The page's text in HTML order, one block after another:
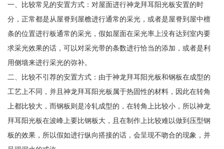
一、比较常见的安置方式：对屋面进行神龙拜耳阳光板安置的时
分，正常都是从屋脊到屋檐进行通常的采光，或者是屋脊到屋中檀
条的位置进行板通常的采光，假如屋面在采光率上没有达到室内要
求采光效果的话，可以对采光带的条数进行恰当的添加，或者是利
用侧墙来进行采光的弥补。
二、比较不引荐的安置方式：由于神龙拜耳阳光板和钢板在成型的
工艺上不同，并且神龙拜耳阳光板属于热固性的材料，因此在转角
上都比较大，而钢板则是冷轧成型的，在转角上比较小，所以神龙
拜耳阳光板在波峰上要比钢板大，且在制作上比较难以做到压型钢
板的效果，所以假如进行纵向搭接的话，会呈现不吻合的现象，并